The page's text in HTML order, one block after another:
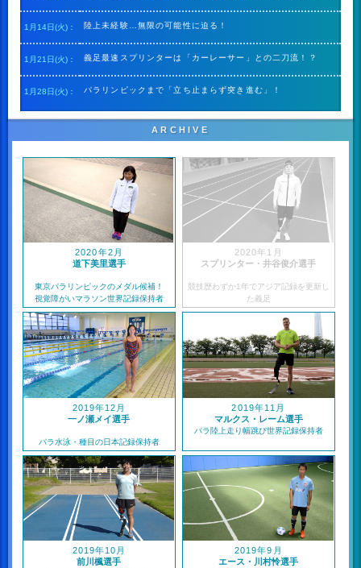
1月14日(火)： 陸上未経験…無限の可能性に迫る！
1月21日(火)： 義足最速スプリンターは「カーレーサー」との二刀流！？
1月28日(火)： パラリンピックまで「立ち止まらず突き進む」！
ARCHIVE
2020年2月
道下美里選手
東京パラリンピックのメダル候補！
視覚障がいマラソン世界記録保持者
2020年1月
スプリンター・井谷俊介選手
競技歴わずか1年でアジア記録を更新し
た義足
2019年12月
一ノ瀬メイ選手
パラ水泳・種目の日本記録保持者
2019年11月
マルクス・レーム選手
パラ陸上走り幅跳び世界記録保持者
2019年10月
前川楓選手
2019年9月
エース・川村怜選手